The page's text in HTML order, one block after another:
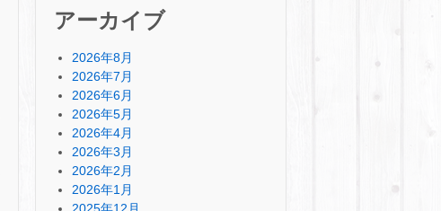
アーカイブ
2026年8月
2026年7月
2026年6月
2026年5月
2026年4月
2026年3月
2026年2月
2026年1月